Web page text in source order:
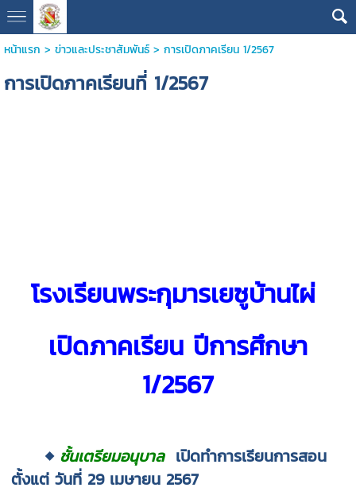
หน้าแรก > ข่าวและประชาสัมพันธ์> การเปิดภาคเรียน 1/2567
การเปิดภาคเรียนที่ 1/2567
โรงเรียนพระกุมารเยซูบ้านไผ่
เปิดภาคเรียน ปีการศึกษา
1/2567
◆ชั้นเตรียมอนุบาล เปิดทำการเรียนการสอน
ตั้งแต่ วันที่ 29 เมษายน 2567